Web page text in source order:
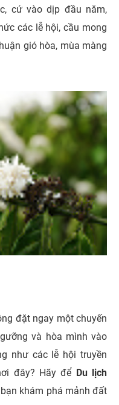
cứ vào dịp đầu năm,
các lễ hội, cầu mong
gió hòa, mùa màng
đặt ngay một chuyến
và hòa mình vào
như các lễ hội truyền
đây? Hãy để Du lịch
khám phá mảnh đất